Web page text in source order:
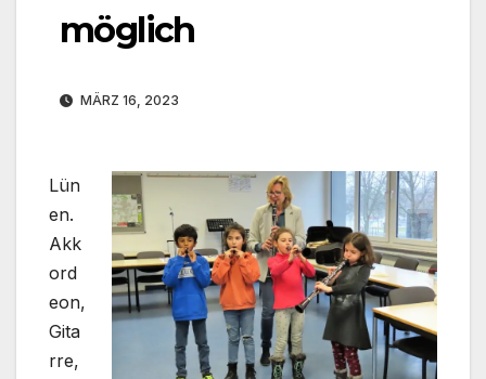
möglich
MÄRZ 16, 2023
Lün
en.
Akk
ord
eon,
Gita
rre,